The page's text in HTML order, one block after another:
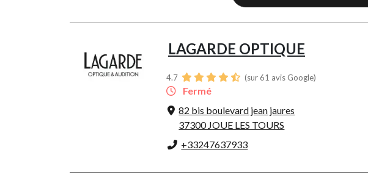
LAGARDE OPTIQUE
4.7 (sur 61 avis Google)
Fermé
82 bis boulevard jean jaures
37300 JOUE LES TOURS
+33247637933